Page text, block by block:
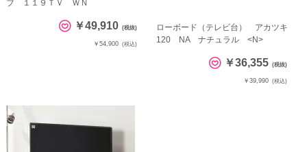
ブ １１９ＴＶ ＷＮ
￥49,910 (税抜)
￥54,900 (税込)
ローボード（テレビ台） アカツキ
120 NA ナチュラル <N>
￥36,355 (税抜)
￥39,990 (税込)